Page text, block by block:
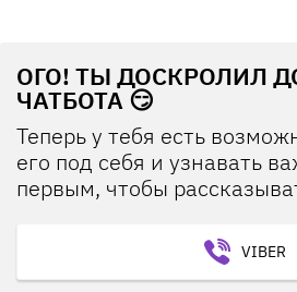
ОГО! ТЫ ДОСКРОЛИЛ
ЧАТБОТА 😏
Теперь у тебя есть
его под себя и узнавать
первым, чтобы
VIBER